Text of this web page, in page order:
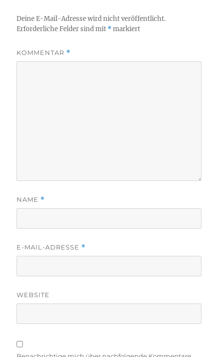
Deine E-Mail-Adresse wird nicht veröffentlicht.
Erforderliche Felder sind mit *markiert
KOMMENTAR *
NAME *
E-MAIL-ADRESSE *
WEBSITE